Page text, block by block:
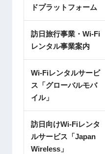
ドプラットフォーム
訪日旅行事業・Wi-Fi
レンタル事業案内
Wi-Fiレンタルサービ
ス「グローバルモバ
イル」
訪日向けWi-Fiレンタ
ルサービス「Japan
Wireless」